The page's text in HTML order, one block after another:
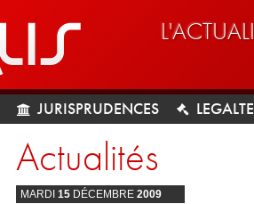
JURISPRUDENCES
Actualités
MARDI 15 DÉCEMBRE 2009